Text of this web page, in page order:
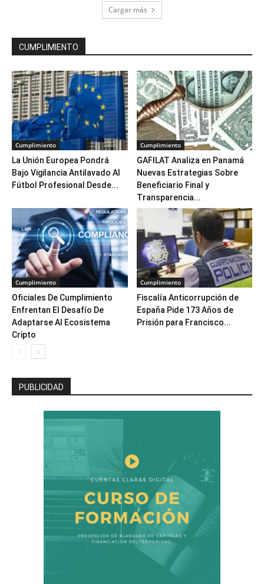
Cargar más
CUMPLIMIENTO
Cumplimiento
La Unión Europea Pondrá
Bajo Vigilancia Antilavado Al
Fútbol Profesional Desde...
Cumplimiento
GAFILAT Analiza en Panamá
Nuevas Estrategias Sobre
Beneficiario Final y
Transparencia...
Cumplimiento
Oficiales De Cumplimiento
Enfrentan El Desafío De
Adaptarse Al Ecosistema
Cripto
Cumplimiento
Fiscalía Anticorrupción de
España Pide 173 Años de
Prisión para Francisco...
PUBLICIDAD